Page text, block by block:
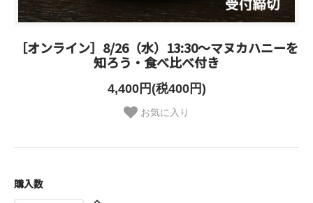
［オンライン］8/26（水）13:30～マヌカハニーを
知ろう・食べ比べ付き
4,400円(税400円)
お気に入り
購入数